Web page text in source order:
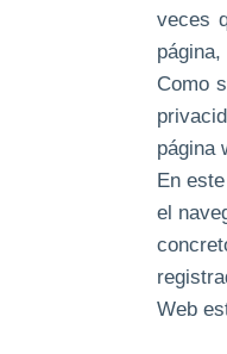
veces
Como
página
En
el
Web